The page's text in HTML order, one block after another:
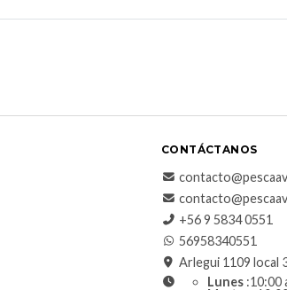
CONTÁCTANOS
+56 9 5834 0551
56958340551
Arlegui 1109 local
Lunes :10:00